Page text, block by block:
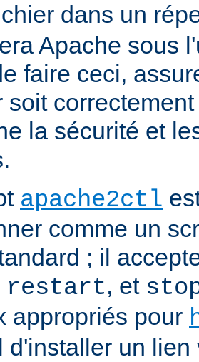
dans un
Apache sous
faire ceci,
soit
la sécurité et
apache2ctl
comme un
; il
restart, et
appropriés pour
d'installer un